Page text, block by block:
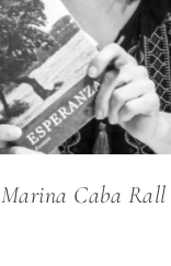
Marina Caba Rall